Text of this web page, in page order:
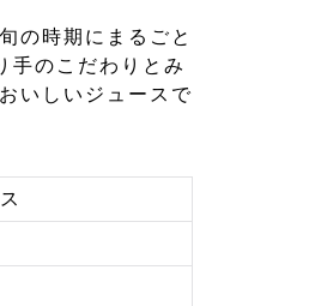
の時期にまるごと
手のこだわりとみ
いしいジュースで